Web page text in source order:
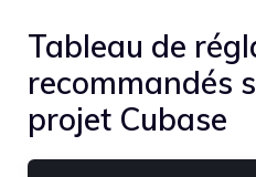
Tableau de
recommandés
projet Cubase